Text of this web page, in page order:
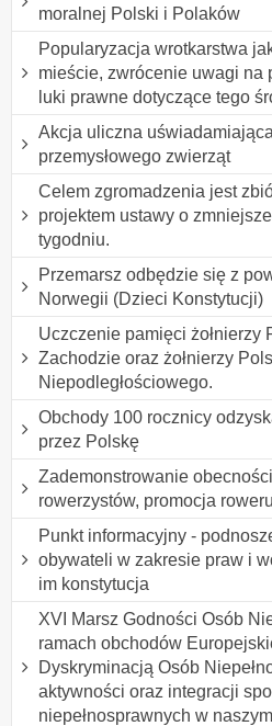
moralnej Polski i Polaków
Popularyzacja wrotkarstwa
mieście, zwrócenie uwagi na
luki prawne dotyczące tego
Akcja uliczna
przemysłowego zwierząt
Celem zgromadzenia jest
projektem ustawy o
tygodniu.
Przemarsz odbędzie się z
Norwegii (Dzieci Konstytucji)
Uczczenie pamięci żołnierzy
Zachodzie oraz żołnierzy
Niepodległościowego.
Obchody 100 rocznicy
przez Polskę
Zademonstrowanie
rowerzystów, promocja
Punkt informacyjny -
obywateli w zakresie praw i
im konstytucja
XVI Marsz Godności Osób
ramach obchodów
Dyskryminacją Osób
aktywności oraz integracji
niepełnosprawnych w